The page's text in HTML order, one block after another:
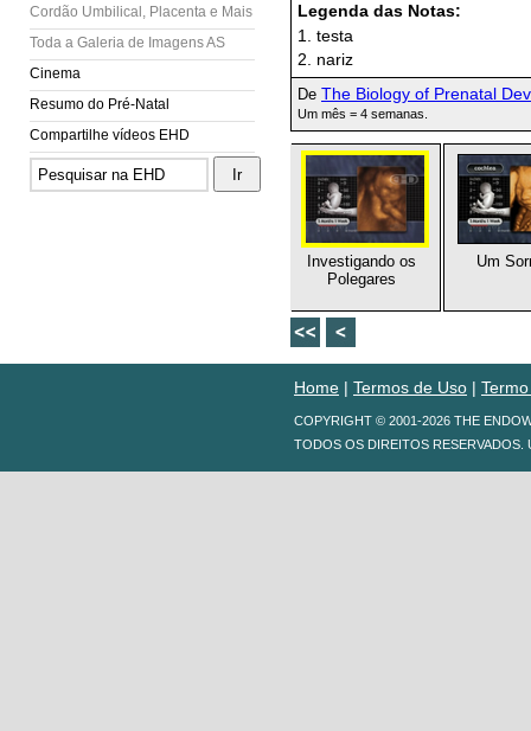
Cordão Umbilical, Placenta e Mais AS
Toda a Galeria de Imagens AS
Cinema
Resumo do Pré-Natal
Compartilhe vídeos EHD
Legenda das Notas:
1. testa
2. nariz
De The Biology of Prenatal
Um mês = 4 semanas.
Investigando os
Polegares
Um
Home | Termos de Uso |
COPYRIGHT © 2001-2026 THE
TODOS OS DIREITOS